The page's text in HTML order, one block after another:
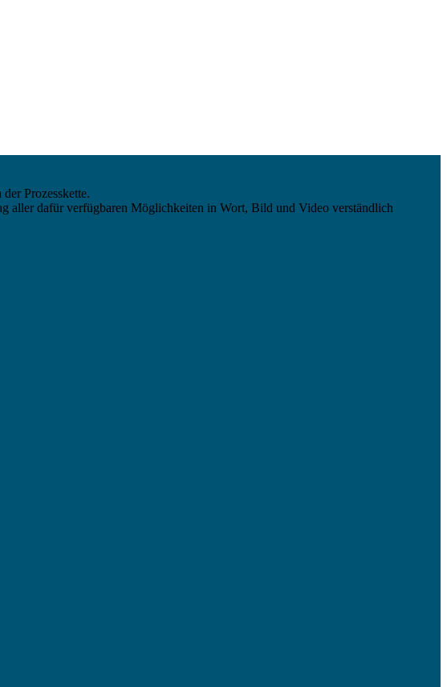
Prozesskette.
aller dafür verfügbaren Möglichkeiten in Wort, Bild und Video verständlich